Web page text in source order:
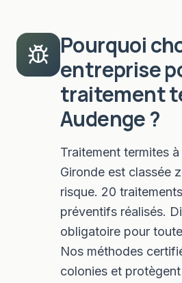
Pourquoi
entreprise
traitement
Audenge?
Traitement termites
Gironde est classée
risque. 20
préventifs réalisés.
obligatoire pour
Nos méthodes
colonies et